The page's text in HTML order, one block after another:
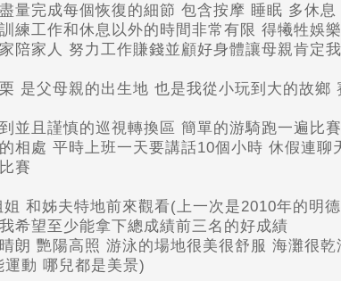
量完成每個恢復的細節 包含按摩 睡眠 多休
練工作和休息以外的時間非常有限 得犧牲娛
陪家人 努力工作賺錢並顧好身體讓母親肯定
是父母親的出生地 也是我從小玩到大的故
並且謹慎的巡視轉換區 簡單的游騎跑一遍比
相處 平時上班一天要講話10個小時 休假連
賽
和姊夫特地前來觀看(上一次是2010年的明
希望至少能拿下總成績前三名的好成績
朗 艷陽高照 游泳的場地很美很舒服 海灘很
動 哪兒都是美景)